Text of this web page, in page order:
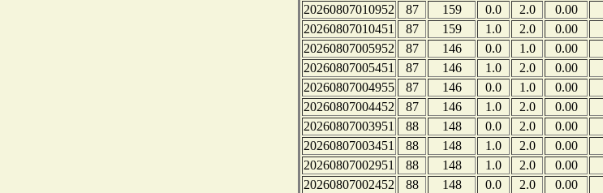
20260807010952
87 159 0.0 2.0 0.00
20260807010451
87 159 1.0 2.0 0.00
20260807005952
87 146 0.0 1.0 0.00
20260807005451
87 146 1.0 2.0 0.00
20260807004955
87 146 0.0 1.0 0.00
20260807004452
87 146 1.0 2.0 0.00
20260807003951
88 148 0.0 2.0 0.00
20260807003451
88 148 1.0 2.0 0.00
20260807002951
88 148 1.0 2.0 0.00
20260807002452
88 148 0.0 2.0 0.00